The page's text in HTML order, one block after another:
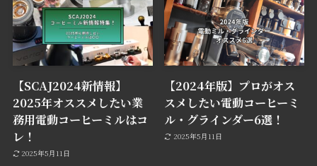
【SCAJ2024新情報】
2025年オススメしたい業
務用電動コーヒーミルはコ
レ！
2025年5月11日
【2024年版】プロがオス
スメしたい電動コーヒーミ
ル・グラインダー6選！
2025年5月11日